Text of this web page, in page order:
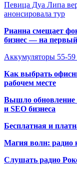
Певица Дуа Липа
анонсировала тур
Рианна смещает
бизнес — на первый
Аккумуляторы 55-
Как выбрать
рабочем месте
Вышло обновление
и SEO бизнеса
Бесплатная и
Магия волн: радио
Слушать радио